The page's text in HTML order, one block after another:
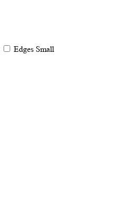
Edges Small